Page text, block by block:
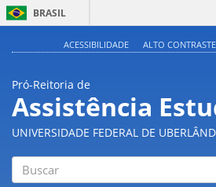
BRASIL
ACESSIBILIDADE ALTO CONTRASTE
Pró-Reitoria de
Assistência
UNIVERSIDADE FEDERAL DE